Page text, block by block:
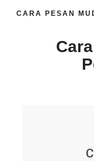
CARA PESAN